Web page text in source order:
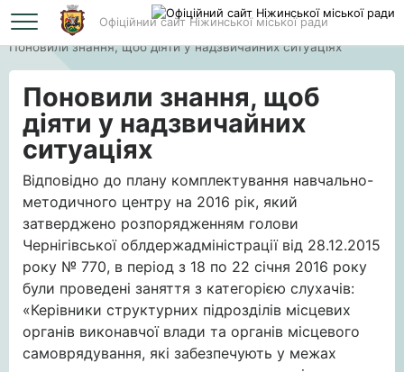
Офіційний сайт Ніжинської міської ради
Головна
Поновили знання, щоб діяти у надзвичайних ситуаціях
Поновили знання, щоб
діяти у надзвичайних
ситуаціях
Відповідно до плану комплектування навчально-
методичного центру на 2016 рік, який
затверджено розпорядженням голови
Чернігівської облдержадміністрації від 28.12.2015
року № 770, в період з 18 по 22 січня 2016 року
були проведені заняття з категорією слухачів:
«Керівники структурних підрозділів місцевих
органів виконавчої влади та органів місцевого
самоврядування, які забезпечують у межах